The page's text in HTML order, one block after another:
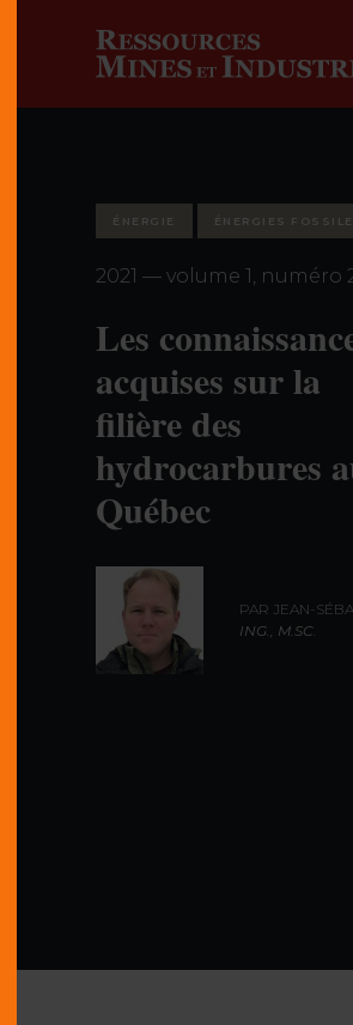
ÉNERGIE ÉNERGIES
2021 — volume 1, numéro
Les
acquises sur la
filière des
hydrocarbures
Québec
PAR JEAN-
ING., M.SC.